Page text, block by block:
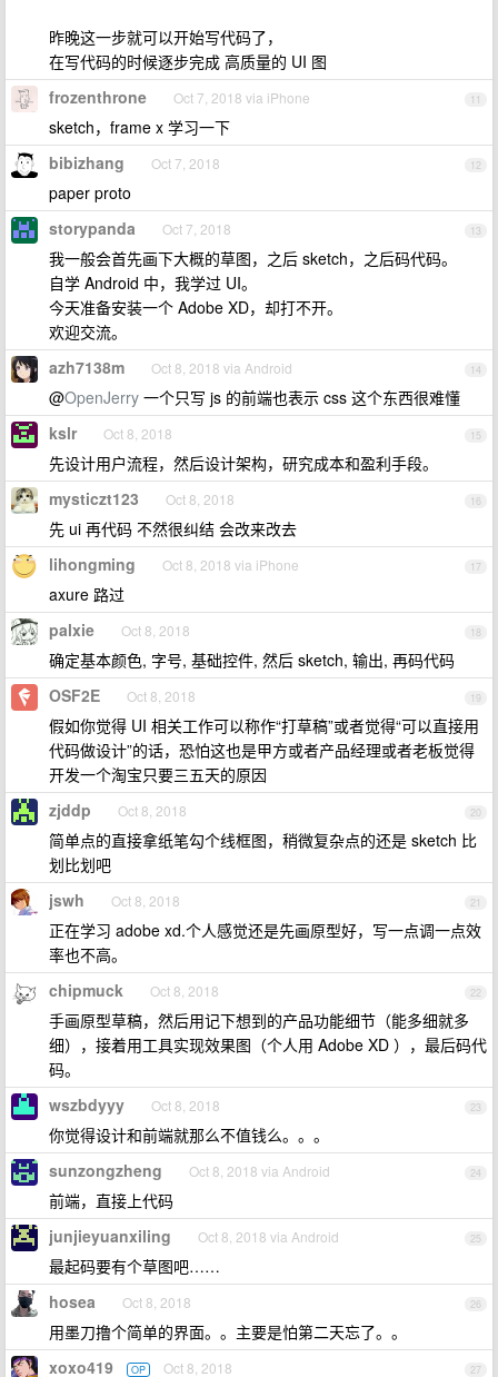
昨晚这一步就可以开始写代码了，
在写代码的时候逐步完成 高质量的 UI 图
11
frozenthrone Oct 7, 2018 via iPhone
sketch，frame x 学习一下
12
bibizhang Oct 7, 2018
paper proto
13
storypanda Oct 7, 2018
我一般会首先画下大概的草图，之后 sketch，之后码代码。
自学 Android 中，我学过 UI。
今天准备安装一个 Adobe XD，却打不开。
欢迎交流。
14
azh7138m Oct 8, 2018 via Android
@OpenJerry 一个只写 js 的前端也表示 css 这个东西很难懂
15
kslr Oct 8, 2018
先设计用户流程，然后设计架构，研究成本和盈利手段。
16
mysticzt123 Oct 8, 2018
先 ui 再代码 不然很纠结 会改来改去
17
lihongming Oct 8, 2018 via iPhone
axure 路过
18
palxie Oct 8, 2018
确定基本颜色, 字号, 基础控件, 然后 sketch, 输出, 再码代码
19
OSF2E Oct 8, 2018
假如你觉得 UI 相关工作可以称作“打草稿”或者觉得“可以直接用
代码做设计”的话，恐怕这也是甲方或者产品经理或者老板觉得
开发一个淘宝只要三五天的原因
20
zjddp Oct 8, 2018
简单点的直接拿纸笔勾个线框图，稍微复杂点的还是 sketch 比
划比划吧
21
jswh Oct 8, 2018
正在学习 adobe xd.个人感觉还是先画原型好，写一点调一点效
率也不高。
22
chipmuck Oct 8, 2018
手画原型草稿，然后用记下想到的产品功能细节（能多细就多
细），接着用工具实现效果图（个人用 Adobe XD ），最后码代
码。
23
wszbdyyy Oct 8, 2018
你觉得设计和前端就那么不值钱么。。。
24
sunzongzheng Oct 8, 2018 via Android
前端，直接上代码
25
junjieyuanxiling Oct 8, 2018 via Android
最起码要有个草图吧……
26
hosea Oct 8, 2018
用墨刀撸个简单的界面。。主要是怕第二天忘了。。
27
xoxo419 OP Oct 8, 2018